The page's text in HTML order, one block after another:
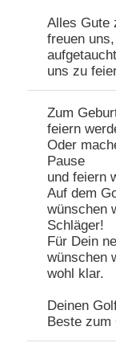
Alles Gute
freuen
uns zu
Zum
feiern
Oder
Pause
und feiern
Auf dem
wünschen
Schläger!
Für Dein
wünschen
wohl klar.
Deinen
Beste zum